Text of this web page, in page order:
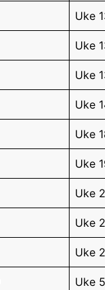
Uke
Uke
Uke
Uke
Uke
Uke
Uke
Uke
Uke
Uke